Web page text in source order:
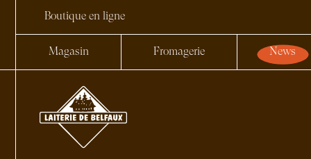
Boutique en ligne
Magasin Fromagerie News